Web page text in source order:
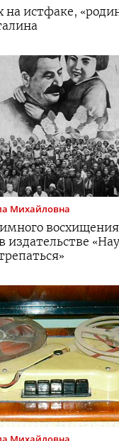
истфаке,
Михайловна
издательстве